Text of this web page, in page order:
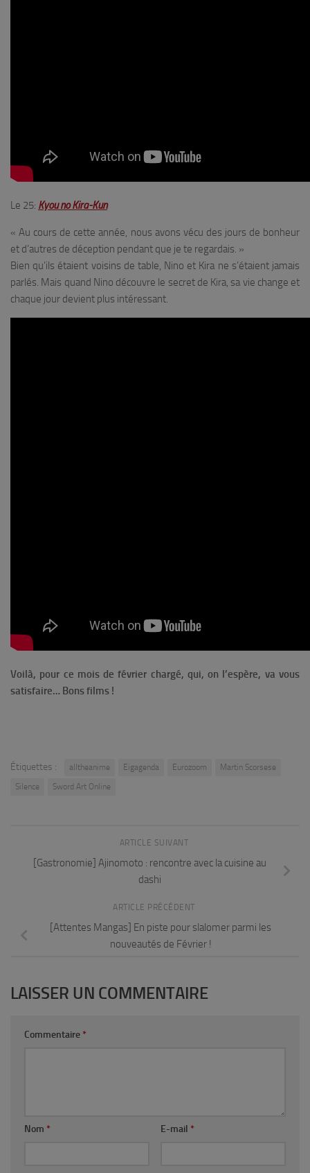
Le 25: Kyou no Kira-Kun
« Au cours de cette année, nous avons vécu des jours de bonheur
et d’autres de déception pendant que je te regardais. »
Bien qu’ils étaient voisins de table, Nino et Kira ne s’étaient jamais
parlés. Mais quand Nino découvre le secret de Kira, sa vie change et
chaque jour devient plus intéressant.
Voilà, pour ce mois de février chargé, qui, on l’espère, va vous
satisfaire… Bons films !
Étiquettes : alltheanime Eigagenda Eurozoom
Martin Scorsese
Silence
Sword Art Online
ARTICLE SUIVANT
[Gastronomie] Ajinomoto : rencontre avec la cuisine au
dashi
ARTICLE PRÉCÉDENT
[Attentes Mangas] En piste pour slalomer parmi les
nouveautés de Février !
LAISSER UN COMMENTAIRE
Commentaire *
Nom * E-mail *